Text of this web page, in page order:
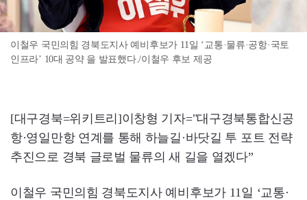
이철우 국민의힘 경북도지사 예비후보가 11일 ‘교통·물류·공항·국토
인프라’ 10대 공약 을 발표했다./이철우 후보 제공
[대구경북=위키트리]이창형 기자="대구경북통합신공
항·영일만항 연계를 통해 하늘길·바닷길 투 포트 전략
추진으로 경북 글로벌 물류의 새 길을 열겠다”
이철우 국민의힘 경북도지사 예비후보가 11일 ‘교통·